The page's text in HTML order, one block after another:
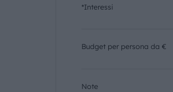
*Interessi
Budget per persona da €
Note